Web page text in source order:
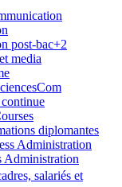
post-bac+2
media
diplomantes
Administration
Administration
salariés et